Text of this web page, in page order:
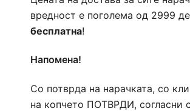
вредност е поголема од 2999
бесплатна!
Напомена!
Со потврда на нарачката, со
на копчето ПОТВРДИ, согласни